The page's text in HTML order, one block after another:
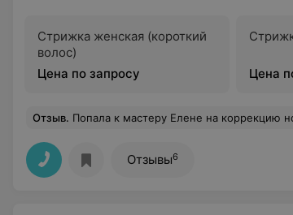
Стрижка женская (короткий
волос)
Цена по запросу
Цена
Отзыв. Попала к мастеру Елене на коррекцию ногтей гель лаком. Осталась очень довольна. От назначенного времени пришлось подождать минут 10, но и чай/кофе
Отзывы6